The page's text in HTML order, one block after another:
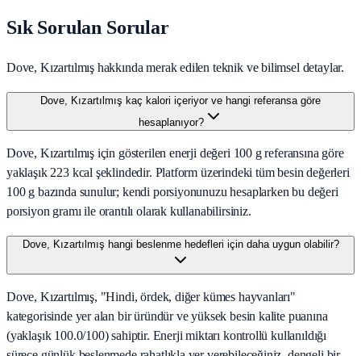
Sık Sorulan Sorular
Dove, Kızartılmış hakkında merak edilen teknik ve bilimsel detaylar.
Dove, Kızartılmış kaç kalori içeriyor ve hangi referansa göre
hesaplanıyor?
Dove, Kızartılmış için gösterilen enerji değeri 100 g referansına göre
yaklaşık 223 kcal şeklindedir. Platform üzerindeki tüm besin değerleri
100 g bazında sunulur; kendi porsiyonunuzu hesaplarken bu değeri
porsiyon gramı ile orantılı olarak kullanabilirsiniz.
Dove, Kızartılmış hangi beslenme hedefleri için daha uygun olabilir?
Dove, Kızartılmış, "Hindi, ördek, diğer kümes hayvanları"
kategorisinde yer alan bir üründür ve yüksek besin kalite puanına
(yaklaşık 100.0/100) sahiptir. Enerji miktarı kontrollü kullanıldığı